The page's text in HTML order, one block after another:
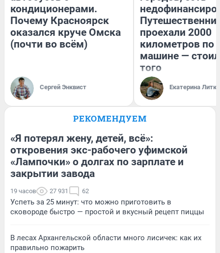
кондиционерами.
Почему Красноярск
оказался круче Омска
(почти во всём)
Сергей Энквист
проехали 2000
километров по
машине —
того
Екатерина
РЕКОМЕНДУЕМ
«Я потерял жену, детей, всё»:
откровения экс-рабочего уфимской
«Лампочки» о долгах по зарплате и
закрытии завода
19 часов 27 931 62
Успеть за 25 минут: что можно приготовить в
сковороде быстро — простой и вкусный рецепт пиццы
В лесах Архангельской области много лисичек: как их
правильно пожарить